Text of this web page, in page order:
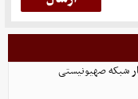
شبکه صهیونیستی